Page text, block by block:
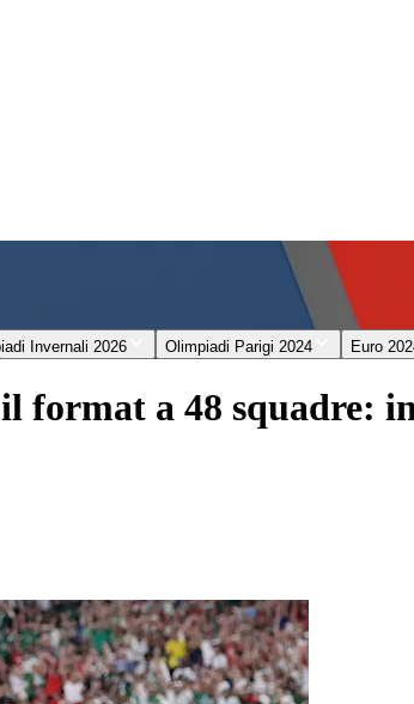
Invernali 2026 Olimpiadi Parigi 2024 Euro
a 48 squadre: